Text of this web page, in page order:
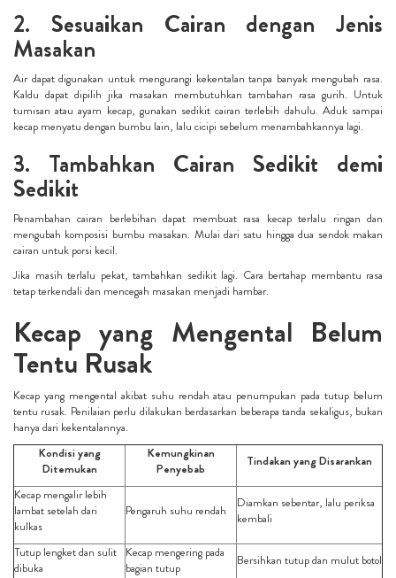
2. Sesuaikan Cairan dengan Jenis
Masakan
Air dapat digunakan untuk mengurangi kekentalan tanpa banyak mengubah rasa.
Kaldu dapat dipilih jika masakan membutuhkan tambahan rasa gurih. Untuk
tumisan atau ayam kecap, gunakan sedikit cairan terlebih dahulu. Aduk sampai
kecap menyatu dengan bumbu lain, lalu cicipi sebelum menambahkannya lagi.
3. Tambahkan Cairan Sedikit demi
Sedikit
Penambahan cairan berlebihan dapat membuat rasa kecap terlalu ringan dan
mengubah komposisi bumbu masakan. Mulai dari satu hingga dua sendok makan
cairan untuk porsi kecil.
Jika masih terlalu pekat, tambahkan sedikit lagi. Cara bertahap membantu rasa
tetap terkendali dan mencegah masakan menjadi hambar.
Kecap yang Mengental Belum
Tentu Rusak
Kecap yang mengental akibat suhu rendah atau penumpukan pada tutup belum
tentu rusak. Penilaian perlu dilakukan berdasarkan beberapa tanda sekaligus, bukan
hanya dari kekentalannya.
Kondisi yang
Ditemukan
Kemungkinan
Penyebab
Tindakan yang Disarankan
Kecap mengalir lebih
lambat setelah dari
kulkas
Pengaruh suhu rendah
Diamkan sebentar, lalu periksa
kembali
Tutup lengket dan sulit
dibuka
Kecap mengering pada
bagian tutup
Bersihkan tutup dan mulut botol